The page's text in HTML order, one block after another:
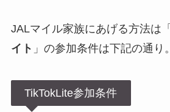
JALマイル家族にあげる方法は「
イト 」の参加条件は下記の通り。
TikTokLite参加条件